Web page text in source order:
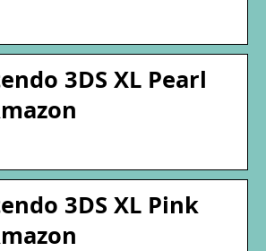
3DS XL Pearl
3DS XL Pink